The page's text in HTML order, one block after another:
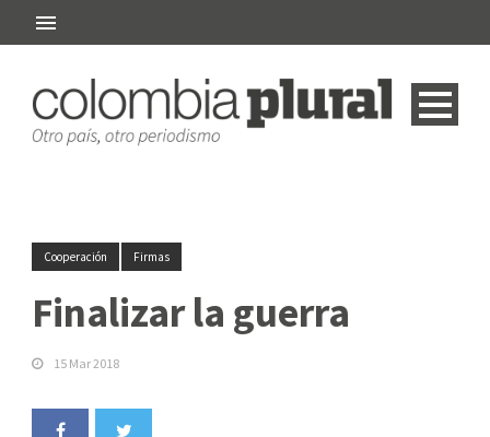
Cooperación Firmas
Finalizar la guerra
15 Mar 2018